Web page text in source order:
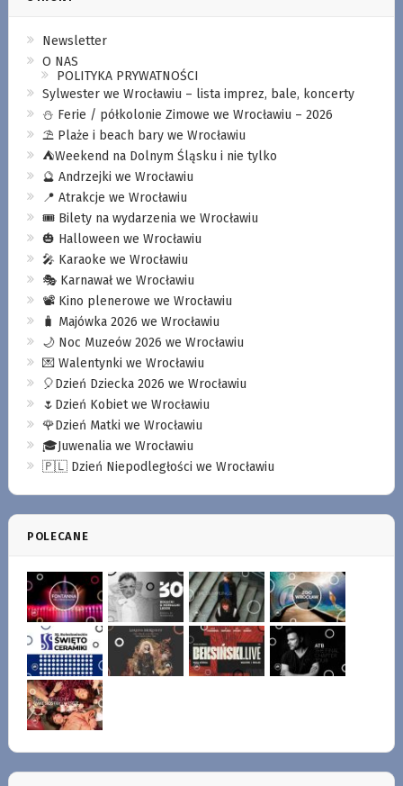
Newsletter
O NAS
POLITYKA PRYWATNOŚCI
Sylwester we Wrocławiu – lista imprez, bale, koncerty
⛄️ Ferie / półkolonie Zimowe we Wrocławiu – 2026
⛱️ Plaże i beach bary we Wrocławiu
⛺️Weekend na Dolnym Śląsku i nie tylko
🔮 Andrzejki we Wrocławiu
📍 Atrakcje we Wrocławiu
🎟️ Bilety na wydarzenia we Wrocławiu
🎃 Halloween we Wrocławiu
🎤 Karaoke we Wrocławiu
🎭 Karnawał we Wrocławiu
📽️ Kino plenerowe we Wrocławiu
🧳 Majówka 2026 we Wrocławiu
🌙 Noc Muzeów 2026 we Wrocławiu
💌 Walentynki we Wrocławiu
🎈Dzień Dziecka 2026 we Wrocławiu
🌷Dzień Kobiet we Wrocławiu
🌹Dzień Matki we Wrocławiu
🎓Juwenalia we Wrocławiu
🇵🇱 Dzień Niepodległości we Wrocławiu
POLECANE